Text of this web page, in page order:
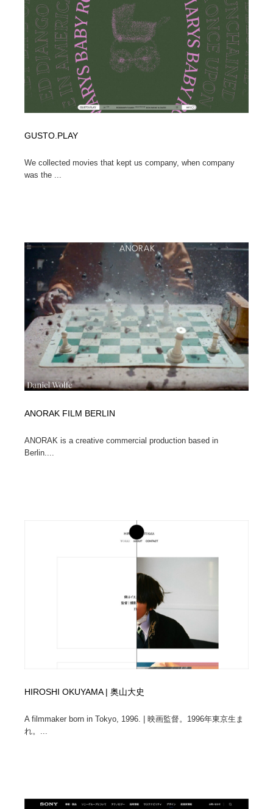
求人・採用・転職・就職・人材紹介
健康・医療・福祉・病院・歯医者・製薬・薬品
健康・医療・福祉・病院・歯医者・製薬・薬品
200
金融・銀行・投資・保険・M&A・商社
金融・銀行・投資・保険・M&A・商社
78
起業・事業支援・ボランティア・NPO
起業・事業支援・ボランティア・NPO
8
教育・スクール・保育・幼稚園・小中高・大学・専門学
教育・スクール・保育・幼稚園・小中高・大学・専門学
システム開発・IT・決済・アプリ・ソフトウェア
システム開発・IT・決済・アプリ・ソフトウェア
テクノロジー・AI・人工知能・スマートホーム・オンラ
イン
日本伝統：着物・織物・舞踊・歌舞伎・茶道・華道・書
映画・アニメ・DVD・動画配信・放送・TV・ラジオ
映画・アニメ・DVD・動画配信・放送・TV・ラジオ
65
音楽・アーティスト・楽器・舞台・演劇・ミュージカ
ル・ダンス
音楽・アーティスト・楽器・舞台・演劇・ミュージカ
ル・ダンス
152
芸能人・俳優・女優・タレント・モデル・芸能事務所
芸能人・俳優・女優・タレント・モデル・芸能事務所
キャンペーン・イベント・ワークショップ・コンペティ
ション
キャンペーン・イベント・ワークショップ・コンペティ
77
マッチングサービス
マッチングサービス
22
アート・芸術・美術館・美術展・博物館・ギャラリー
アート・芸術・美術館・美術展・博物館・ギャラリー
鉛筆画・木炭画・デッサン・クロッキー
Drawing Software / お絵かきソフト・アプリ・ブラシ
ニュース・マガジン・メディア・SNS・YouTube
GUSTO.PLAY
We collected movies that kept us company, when company
was the ...
ANORAK FILM BERLIN
ANORAK is a creative commercial production based in
Berlin....
HIROSHI OKUYAMA | 奥山大史
A filmmaker born in Tokyo, 1996. | 映画監督。1996年東京生ま
れ。...